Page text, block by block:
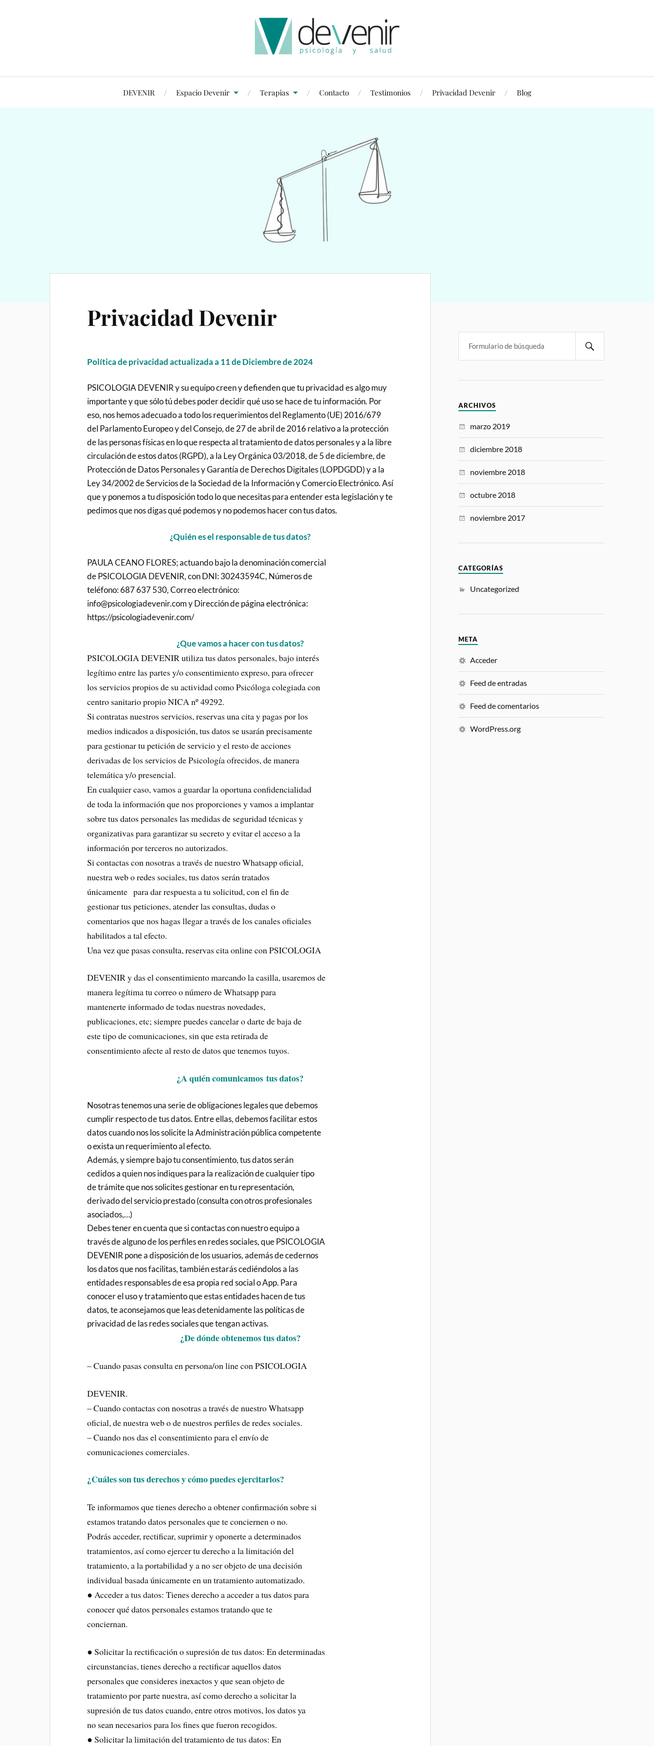
DEVENIR Espacio Devenir Terapias Contacto Testimonios Privacidad Devenir Blog
Privacidad Devenir
Políticade privacidad actualizada a 11 de Diciembre de 2024
PSICOLOGIA DEVENIR y su equipo creen y defienden que tu privacidad es algo muy
importante y que sólo tú debes poder decidir qué uso se hace de tu información. Por
eso, nos hemos adecuado a todo los requerimientos del Reglamento (UE) 2016/679
del Parlamento Europeo y del Consejo, de 27 de abril de 2016 relativo a la protección
de las personas físicas en lo que respecta al tratamiento de datos personales y a la libre
circulación de estos datos (RGPD), a la Ley Orgánica 03/2018, de 5 de diciembre, de
Protección de Datos Personales y Garantía de Derechos Digitales (LOPDGDD) y a la
Ley 34/2002 de Servicios de la Sociedad de la Información y Comercio Electrónico. Así
que y ponemos a tu disposición todo lo que necesitas para entender esta legislación y te
pedimos que nos digas qué podemos y no podemos hacer con tus datos.
¿Quién es el responsable de tus datos?
PAULA CEANO FLORES; actuando bajo la denominación comercial
de PSICOLOGIA DEVENIR, con DNI: 30243594C, Números de
teléfono: 687 637 530, Correo electrónico:
info@psicologiadevenir.com y Dirección de página electrónica:
https://psicologiadevenir.com/
¿Que vamos a hacer con tusdatos?
PSICOLOGIA DEVENIR utiliza tus datos personales, bajo interés
legítimo entre las partes y/o consentimiento expreso, para ofrecer
los servicios propios de su actividad como Psicóloga colegiada con
centro sanitario propio NICA nº 49292.
Si contratas nuestros servicios, reservas una cita y pagas por los
medios indicados a disposición, tus datos se usarán precisamente
para gestionar tu petición de servicio y el resto de acciones
derivadas de los servicios de Psicología ofrecidos, de manera
telemática y/o presencial.
En cualquier caso, vamos a guardar la oportuna confidencialidad
de toda la información que nos proporciones y vamos a implantar
sobre tus datos personales las medidas de seguridad técnicas y
organizativas para garantizar su secreto y evitar el acceso a la
información por terceros no autorizados.
Si contactas con nosotras a través de nuestro Whatsapp oficial,
nuestra web o redes sociales, tus datos serán tratados
únicamente para dar respuesta a tu solicitud, con el fin de
gestionar tus peticiones, atender las consultas, dudas o
comentarios que nos hagas llegar a través de los canales oficiales
habilitados a tal efecto.
Una vez que pasas consulta, reservas cita online con PSICOLOGIA
DEVENIR y das el consentimiento marcando la casilla, usaremos de
manera legítima tu correo o número de Whatsapp para
mantenerte informado de todas nuestras novedades,
publicaciones, etc; siempre puedes cancelar o darte de baja de
este tipo de comunicaciones, sin que esta retirada de
consentimiento afecte al resto de datos que tenemos tuyos.
¿A quién comunicamos tusdatos?
Nosotras tenemos una serie de obligaciones legales que debemos
cumplir respecto de tus datos. Entre ellas, debemos facilitar estos
datos cuando nos los solicite la Administración pública competente
o exista un requerimiento al efecto.
Además, y siempre bajo tu consentimiento, tus datos serán
cedidos a quien nos indiques para la realización de cualquier tipo
de trámite que nos solicites gestionar en tu representación,
derivado del servicio prestado (consulta con otros profesionales
asociados,…)
Debes tener en cuenta que si contactas con nuestro equipo a
través de alguno de los perfiles en redes sociales, que PSICOLOGIA
DEVENIR pone a disposición de los usuarios, además de cedernos
los datos que nos facilitas, también estarás cediéndolos a las
entidades responsables de esa propia red social o App. Para
conocer el uso y tratamiento que estas entidades hacen de tus
datos, te aconsejamos que leas detenidamente las políticas de
privacidad de las redes sociales que tengan activas.
¿De dónde obtenemos tus datos?
– Cuando pasas consulta en persona/on line con PSICOLOGIA
DEVENIR.
– Cuando contactas con nosotras a través de nuestro Whatsapp
oficial, de nuestra web o de nuestros perfiles de redes sociales.
– Cuando nos das el consentimiento para el envío de
comunicaciones comerciales.
¿Cuáles son tus derechos y cómo puedes ejercitarlos?
Te informamos que tienes derecho a obtener confirmación sobre si
estamos tratando datos personales que te conciernen o no.
Podrás acceder, rectificar, suprimir y oponerte a determinados
tratamientos, así como ejercer tu derecho a la limitación del
tratamiento, a la portabilidad y a no ser objeto de una decisión
individual basada únicamente en un tratamiento automatizado.
● Acceder a tus datos: Tienes derecho a acceder a tus datos para
conocer qué datos personales estamos tratando que te
conciernan.
● Solicitar la rectificación o supresión de tus datos: En determinadas
circunstancias, tienes derecho a rectificar aquellos datos
personales que consideres inexactos y que sean objeto de
tratamiento por parte nuestra, así como derecho a solicitar la
supresión de tus datos cuando, entre otros motivos, los datos ya
no sean necesarios para los fines que fueron recogidos.
● Solicitar la limitación del tratamiento de tus datos: En
ARCHIVOS
marzo 2019
diciembre 2018
noviembre 2018
octubre 2018
noviembre 2017
CATEGORÍAS
Uncategorized
META
Acceder
Feed de entradas
Feed de comentarios
WordPress.org